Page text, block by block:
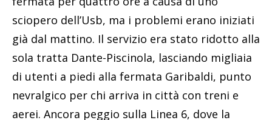
sciopero dell’Usb, ma i problemi erano iniziati
già dal mattino. Il servizio era stato ridotto alla
sola tratta Dante-Piscinola, lasciando migliaia
di utenti a piedi alla fermata Garibaldi, punto
nevralgico per chi arriva in città con treni e
aerei. Ancora peggio sulla Linea 6, dove la